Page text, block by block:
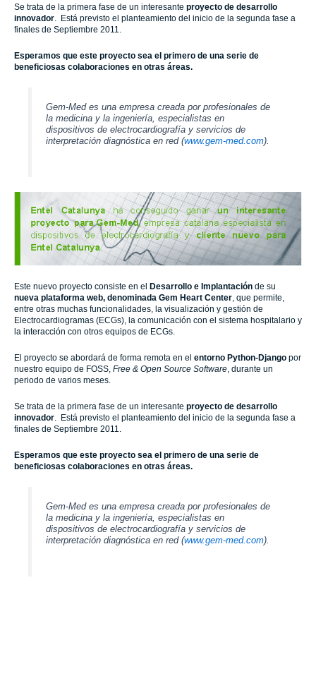
Se trata de la primera fase de un interesante proyecto de desarrollo
innovador. Está previsto el planteamiento del inicio de la segunda fase a
finales de Septiembre 2011.
Esperamos que este proyecto sea el primero de una serie de
beneficiosas colaboraciones en otras áreas.
Gem-Med es una empresa creada por profesionales de
la medicina y la ingeniería, especialistas en
dispositivos de electrocardiografía y servicios de
interpretación diagnóstica en red (www.gem-med.com).
Este nuevo proyecto consiste en el Desarrollo e Implantación de su
nueva plataforma web, denominada Gem Heart Center que permite,
entre otras muchas funcionalidades, la visualización y gestión de
Electrocardiogramas (ECGs), la comunicación con el sistema hospitalario y
la interacción con otros equipos de ECGs.
El proyecto se abordará de forma remota en el entorno Python-Django por
nuestro equipo de FOSS, Free & Open Source Software , durante un
periodo de varios meses.
Se trata de la primera fase de un interesante proyecto de desarrollo
innovador . Está previsto el planteamiento del inicio de la segunda fase a
finales de Septiembre 2011.
Esperamos que este proyecto sea el primero de una serie de
beneficiosas colaboraciones en otras áreas.
Gem-Med es una empresa creada por profesionales de
la medicina y la ingeniería, especialistas en
dispositivos de electrocardiografía y servicios de
interpretación diagnóstica en red (www.gem-med.com).